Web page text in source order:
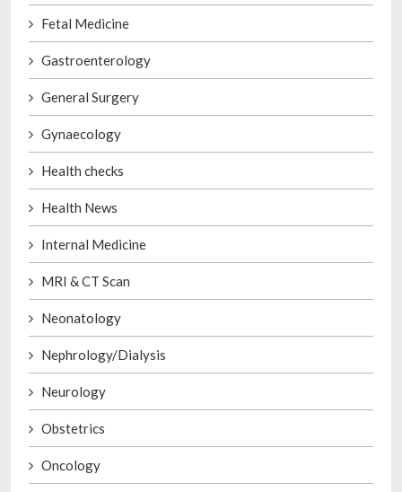
Fetal Medicine
Gastroenterology
General Surgery
Gynaecology
Health checks
Health News
Internal Medicine
MRI & CT Scan
Neonatology
Nephrology/Dialysis
Neurology
Obstetrics
Oncology